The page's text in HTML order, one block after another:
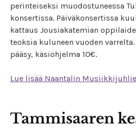
perinteiseksi muodostuneessa
konsertissa. Päiväkonsertissa
kattaus Jousiakatemian
teoksia kuluneen vuoden
pääsy, käsiohjelma 10€.
Lue lisää Naantalin
Tammisaaren